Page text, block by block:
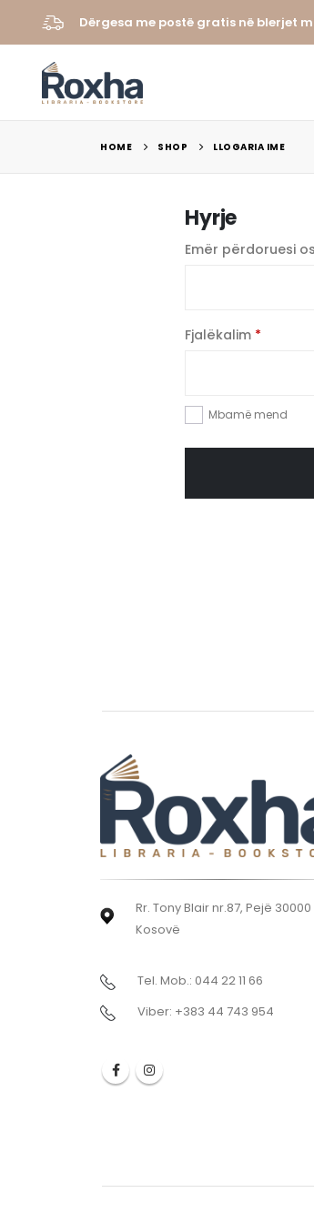
Dërgesa me postë gratis në blerjet
HOME SHOP LLOGARIA IME
Hyrje
Emër përdoruesi
Fjalëkalim *
Mbamë mend
Rr. Tony Blair nr.87, Pejë 30000
Kosovë
Tel. Mob.: 044 22 11 66
Viber: +383 44 743 954